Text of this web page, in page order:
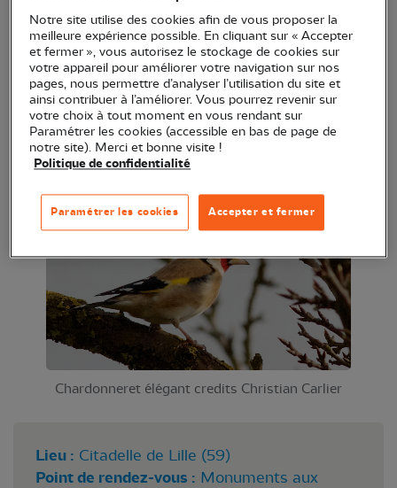
Initiez-vous à l'identification des oiseaux communs
qui fréquentent les parcs
et les jardins. Tout au long de cette balade, vous en
apprendrez plus sur la
vie et sur les dangers qui les menacent. L'occasion
d'apprendre à réaliser
vos propres comptages !
Chardonneret élégant credits Christian Carlier
Lieu : Citadelle de Lille (59)
Point de rendez-vous : Monuments aux
Notre site utilise des cookies afin de vous proposer la
meilleure expérience possible. En cliquant sur « Accepter
et fermer », vous autorisez le stockage de cookies sur
votre appareil pour améliorer votre navigation sur nos
pages, nous permettre d’analyser l’utilisation du site et
ainsi contribuer à l’améliorer. Vous pourrez revenir sur
votre choix à tout moment en vous rendant sur
Paramétrer les cookies (accessible en bas de page de
notre site). Merci et bonne visite !
Politique de confidentialité
Accepter et fermer
Paramétrer les cookies